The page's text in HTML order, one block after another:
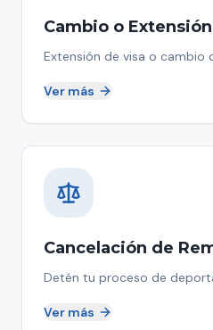
Cambio o
Extensión de visa o cambio
Ver más
Cancelación de
Detén tu proceso de
Ver más